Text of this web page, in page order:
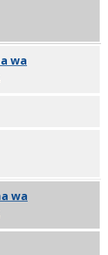
wa
2025 PDF
wa
2025 PDF